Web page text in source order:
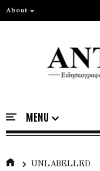
About
UNLABELLED